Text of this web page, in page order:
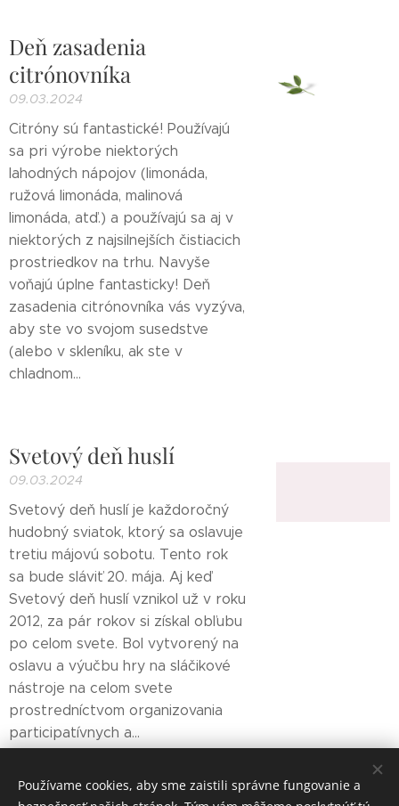
Deň zasadenia
citrónovníka
09.03.2024
Citróny sú fantastické! Používajú
sa pri výrobe niektorých
lahodných nápojov (limonáda,
ružová limonáda, malinová
limonáda, atď.) a používajú sa aj v
niektorých z najsilnejších čistiacich
prostriedkov na trhu. Navyše
voňajú úplne fantasticky! Deň
zasadenia citrónovníka vás vyzýva,
aby ste vo svojom susedstve
(alebo v skleníku, ak ste v
chladnom...
Svetový deň huslí
09.03.2024
Svetový deň huslí je každoročný
hudobný sviatok, ktorý sa oslavuje
tretiu májovú sobotu. Tento rok
sa bude sláviť 20. mája. Aj keď
Svetový deň huslí vznikol už v roku
2012, za pár rokov si získal obľubu
po celom svete. Bol vytvorený na
oslavu a výučbu hry na sláčikové
nástroje na celom svete
prostredníctvom organizovania
participatívnych a...
Používame cookies, aby sme zaistili správne fungovanie a